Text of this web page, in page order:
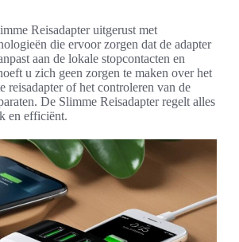
Reisadapter uitgerust met
die ervoor zorgen dat de adapter
aan de lokale stopcontacten en
u zich geen zorgen te maken over het
reisadapter of het controleren van de
De Slimme Reisadapter regelt alles
en efficiënt.